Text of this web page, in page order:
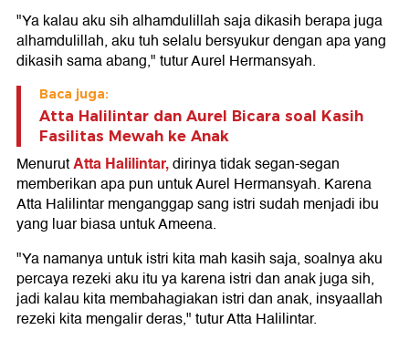
"Ya kalau aku sih alhamdulillah saja dikasih berapa juga
alhamdulillah, aku tuh selalu bersyukur dengan apa yang
dikasih sama abang," tutur Aurel Hermansyah.
Baca juga:
Atta Halilintar dan Aurel Bicara soal Kasih
Fasilitas Mewah ke Anak
MenurutAtta Halilintar,dirinya tidak segan-segan
memberikan apa pun untuk Aurel Hermansyah. Karena
Atta Halilintar menganggap sang istri sudah menjadi ibu
yang luar biasa untuk Ameena.
"Ya namanya untuk istri kita mah kasih saja, soalnya aku
percaya rezeki aku itu ya karena istri dan anak juga sih,
jadi kalau kita membahagiakan istri dan anak, insyaallah
rezeki kita mengalir deras," tutur Atta Halilintar.